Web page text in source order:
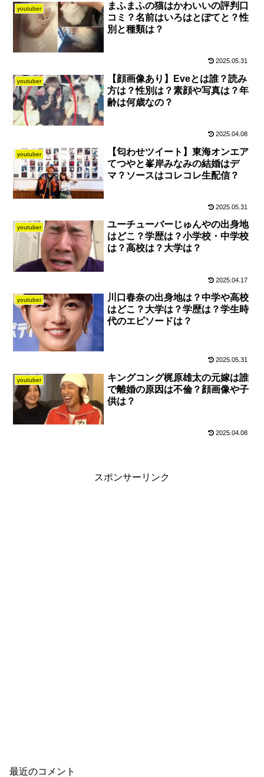
youtuber
まふまふの猫はかわいいの評判口
コミ？名前はいろはとぽてと？性
別と種類は？
2025.05.31
youtuber
【顔画像あり】Eveとは誰？読み
方は？性別は？素顔や写真は？年
齢は何歳なの？
2025.04.08
youtuber
【匂わせツイート】東海オンエア
てつやと峯岸みなみの結婚はデ
マ？ソースはコレコレ生配信？
2025.05.31
youtuber
ユーチューバーじゅんやの出身地
はどこ？学歴は？小学校・中学校
は？高校は？大学は？
2025.04.17
youtuber
川口春奈の出身地は？中学や高校
はどこ？大学は？学歴は？学生時
代のエピソードは？
2025.05.31
youtuber
キングコング梶原雄太の元嫁は誰
で離婚の原因は不倫？顔画像や子
供は？
2025.04.08
スポンサーリンク
最近のコメント